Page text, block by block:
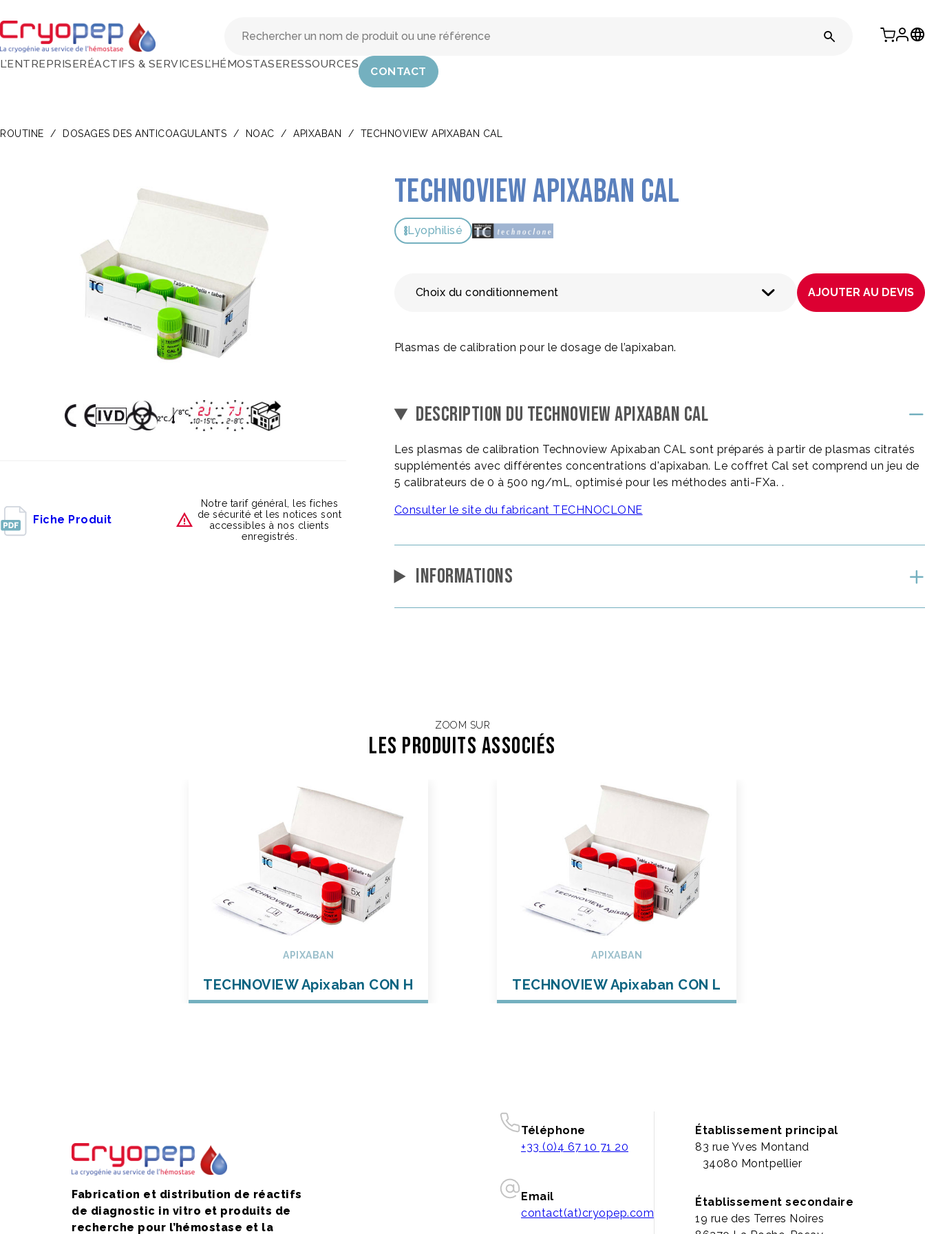
L’ENTREPRISERÉACTIFS & SERVICESL’HÉMOSTASERESSOURCES
CONTACT
ROUTINE / DOSAGES DES ANTICOAGULANTS / NOAC / APIXABAN / TECHNOVIEW APIXABAN CAL
Technoview Apixaban CAL
Lyophilisé
Choix du conditionnement AJOUTER AU DEVIS
Plasmas de calibration pour le dosage de l’apixaban.
DESCRIPTION DU TECHNOVIEW APIXABAN CAL
Les plasmas de calibration Technoview Apixaban CAL sont préparés à partir de plasmas citratés
supplémentés avec différentes concentrations d'apixaban. Le coffret Cal set comprend un jeu de
5 calibrateurs de 0 à 500 ng/mL, optimisé pour les méthodes anti-FXa. .
Consulter le site du fabricant TECHNOCLONE
INFORMATIONS
Fiche Produit
Notre tarif général, les fiches
de sécurité et les notices sont
accessibles à nos clients
enregistrés.
ZOOM SUR
Les Produits associés
APIXABAN
TECHNOVIEW Apixaban CON H
APIXABAN
TECHNOVIEW Apixaban CON L
Fabrication et distribution de réactifs
de diagnostic in vitro et produits de
recherche pour l’hémostase et la
Téléphone
+33 (0)4 67 10 71 20
Email
contact(at)cryopep.com
Établissement principal
83 rue Yves Montand
34080 Montpellier
Établissement secondaire
19 rue des Terres Noires